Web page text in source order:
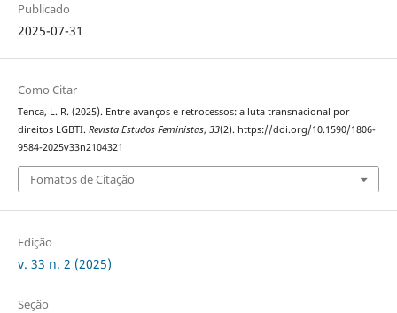
Publicado
2025-07-31
Como Citar
Tenca, L. R. (2025). Entre avanços e retrocessos: a luta transnacional por
direitos LGBTI. Revista Estudos Feministas, 33(2). https://doi.org/10.1590/1806-
9584-2025v33n2104321
Fomatos de Citação
Edição
v. 33 n. 2 (2025)
Seção